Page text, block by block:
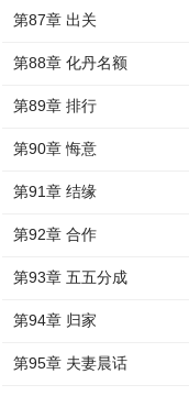
第87章 出关
第88章 化丹名额
第89章 排行
第90章 悔意
第91章 结缘
第92章 合作
第93章 五五分成
第94章 归家
第95章 夫妻晨话